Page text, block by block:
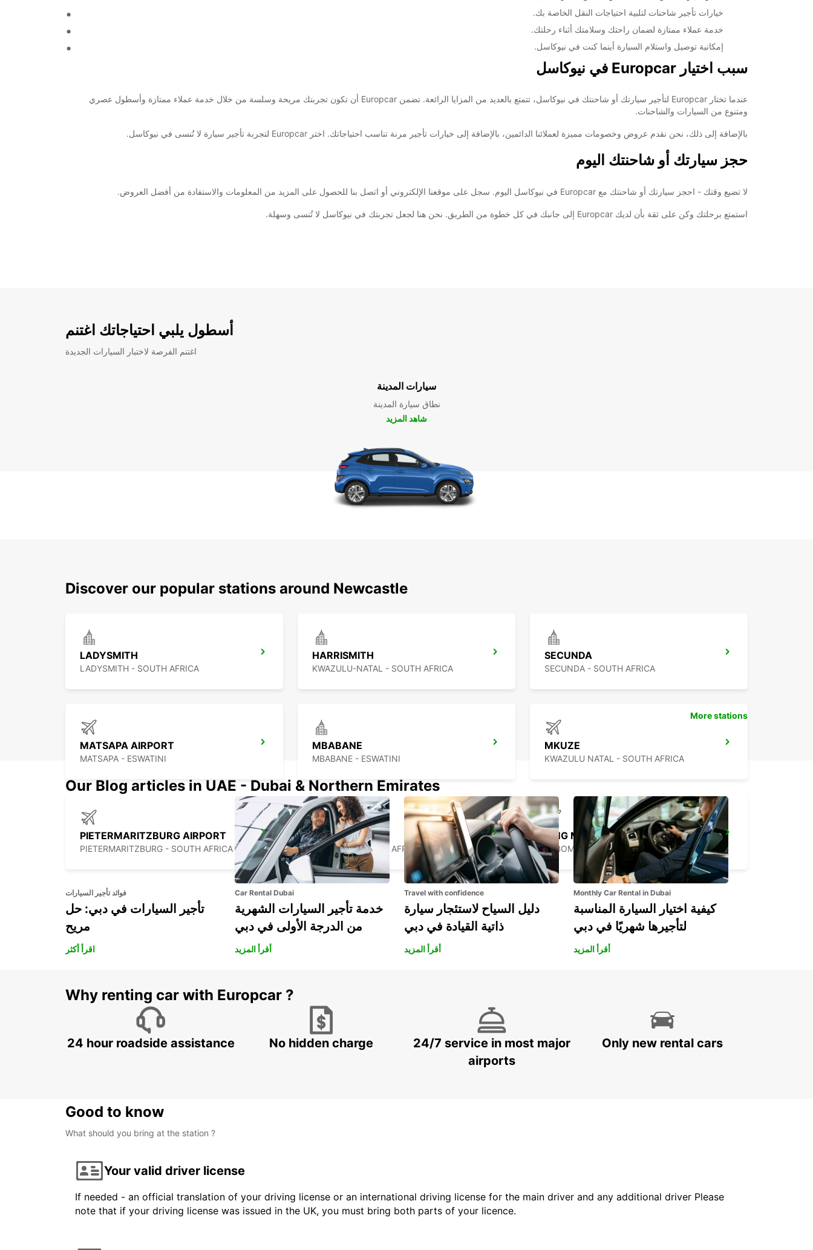
خيارات تأجير شاحنات لتلبية احتياجات النقل الخاصة بك.
خدمة عملاء ممتازة لضمان راحتك وسلامتك أثناء رحلتك.
إمكانية توصيل واستلام السيارة أينما كنت في نيوكاسل.
سبب اختيار Europcar في نيوكاسل
عندما تختار Europcar لتأجير سيارتك أو شاحنتك في نيوكاسل، تتمتع بالعديد من المزايا الرائعة. تضمن Europcar أن تكون تجربتك مريحة وسلسة من خلال خدمة عملاء ممتازة وأسطول عصري
ومتنوع من السيارات والشاحنات.
بالإضافة إلى ذلك، نحن نقدم عروض وخصومات مميزة لعملائنا الدائمين، بالإضافة إلى خيارات تأجير مرنة تناسب احتياجاتك. اختر Europcar لتجربة تأجير سيارة لا تُنسى في نيوكاسل.
حجز سيارتك أو شاحنتك اليوم
لا تضيع وقتك - احجز سيارتك أو شاحنتك مع Europcar في نيوكاسل اليوم. سجل على موقعنا الإلكتروني أو اتصل بنا للحصول على المزيد من المعلومات والاستفادة من أفضل العروض.
استمتع برحلتك وكن على ثقة بأن لديك Europcar إلى جانبك في كل خطوة من الطريق. نحن هنا لجعل تجربتك في نيوكاسل لا تُنسى وسهلة.
أسطول يلبي احتياجاتك اغتنم
اغتنم الفرصة لاختبار السيارات الجديدة
سيارات المدينة
نطاق سيارة المدينة
شاهد المزيد
Discover our popular stations around Newcastle
LADYSMITH
LADYSMITH - SOUTH AFRICA
HARRISMITH
KWAZULU-NATAL - SOUTH AFRICA
SECUNDA
SECUNDA - SOUTH AFRICA
MATSAPA AIRPORT
MATSAPA - ESWATINI
MBABANE
MBABANE - ESWATINI
MKUZE
KWAZULU NATAL - SOUTH AFRICA
PIETERMARITZBURG AIRPORT
PIETERMARITZBURG - SOUTH AFRICA
WITBANK
WITBANK - SOUTH AFRICA
KING MSWATI III
LUBOMBO - ESWATINI
More stations
Our Blog articles in UAE - Dubai & Northern Emirates
فوائد تأجير السيارات
تأجير السيارات في دبي: حل
مريح
اقرأ أكثر
Car Rental Dubai
خدمة تأجير السيارات الشهرية
من الدرجة الأولى في دبي
أقرأ المزيد
Travel with confidence
دليل السياح لاستئجار سيارة
ذاتية القيادة في دبي
أقرأ المزيد
Monthly Car Rental in Dubai
كيفية اختيار السيارة المناسبة
لتأجيرها شهريًا في دبي
أقرأ المزيد
Why renting car with Europcar ?
24 hour roadside assistance No hidden charge
24/7 service in most major
airports
Only new rental cars
Good to know
What should you bring at the station ?
Your valid driver license
If needed - an official translation of your driving license or an international driving license for the main driver and any additional driver Please
note that if your driving license was issued in the UK, you must bring both parts of your licence.